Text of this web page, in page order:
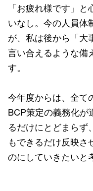
「お疲れ様です」
いなし。今の人員体
が、私は後から「大
言い合えるような備
す。
今年度からは、全て
BCP策定の義務化が
るだけにとどまらず
もできるだけ反映さ
のにしていきたいと